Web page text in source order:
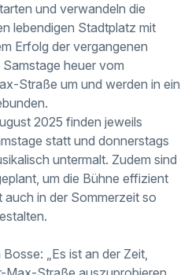
und verwandeln die
lebendigen Stadtplatz mit
Erfolg der vergangenen
heuer vom
Straße um und werden in ein
2025 finden jeweils
statt und donnerstags
untermalt. Zudem sind
um die Bühne effizient
in der Sommerzeit so
„Es ist an der Zeit,